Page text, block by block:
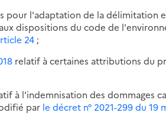
pour l'adaptation de la délimitation
dispositions du code de
24 ;
relatif à certaines attributions du
à l'indemnisation des dommages
par le décret n° 2021-299 du 19